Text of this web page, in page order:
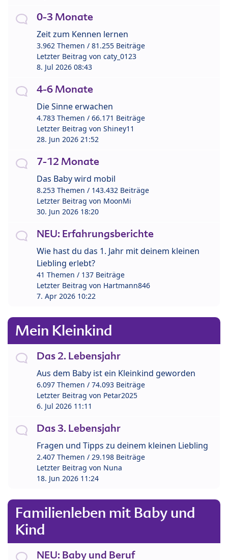
0-3 Monate
Zeit zum Kennen lernen
3.962 Themen / 81.255 Beiträge
Letzter Beitrag von caty_0123
8. Jul 2026 08:43
4-6 Monate
Die Sinne erwachen
4.783 Themen / 66.171 Beiträge
Letzter Beitrag von Shiney11
28. Jun 2026 21:52
7-12 Monate
Das Baby wird mobil
8.253 Themen / 143.432 Beiträge
Letzter Beitrag von MoonMi
30. Jun 2026 18:20
NEU: Erfahrungsberichte
Wie hast du das 1. Jahr mit deinem kleinen
Liebling erlebt?
41 Themen / 137 Beiträge
Letzter Beitrag von Hartmann846
7. Apr 2026 10:22
Mein Kleinkind
Das 2. Lebensjahr
Aus dem Baby ist ein Kleinkind geworden
6.097 Themen / 74.093 Beiträge
Letzter Beitrag von Petar2025
6. Jul 2026 11:11
Das 3. Lebensjahr
Fragen und Tipps zu deinem kleinen Liebling
2.407 Themen / 29.198 Beiträge
Letzter Beitrag von Nuna
18. Jun 2026 11:24
Familienleben mit Baby und
Kind
NEU: Baby und Beruf